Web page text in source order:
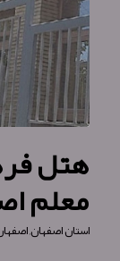
هتل
معلم
استان اصفهان,